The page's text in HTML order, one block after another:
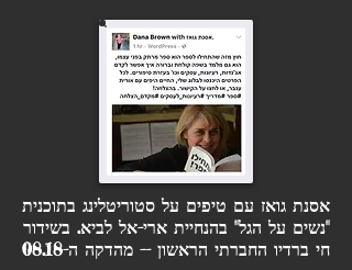
אסנת גואז עם טיפים על סטוריטלינג בתוכנית
"נשים על הגל" בהנחיית ארי-אל לביא. בשידור
חי ברדיו החברתי הראשון -- מהדקה ה-08.18